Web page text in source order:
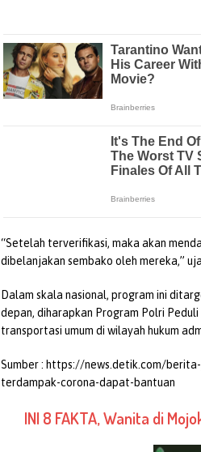
“Setelah terverifikasi, maka akan
dibelanjakan sembako oleh mereka,”
Dalam skala nasional, program ini
depan, diharapkan Program Polri
transportasi umum di wilayah hukum
Sumber : https://news.detik.com/
terdampak-corona-dapat-bantuan
INI 8 FAKTA, Wanita di